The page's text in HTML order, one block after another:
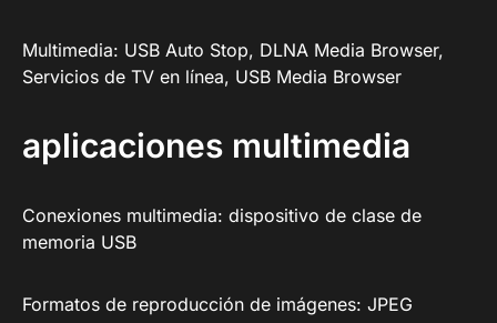
Multimedia: USB Auto Stop, DLNA Media Browser,
Servicios de TV en línea, USB Media Browser
aplicaciones multimedia
Conexiones multimedia: dispositivo de clase de
memoria USB
Formatos de reproducción de imágenes: JPEG